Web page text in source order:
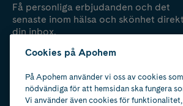
Få personliga erbjudanden och det
senaste inom hälsa och skönhet
din inbox.
Cookies på Apohem
På Apohem använder vi oss av cookies
nödvändiga för att hemsidan ska fungera
Vi använder även cookies för